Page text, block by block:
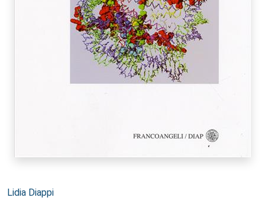
Autori:
Lidia Diappi